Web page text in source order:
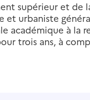
supérieur et de
urbaniste
académique à la
trois ans, à